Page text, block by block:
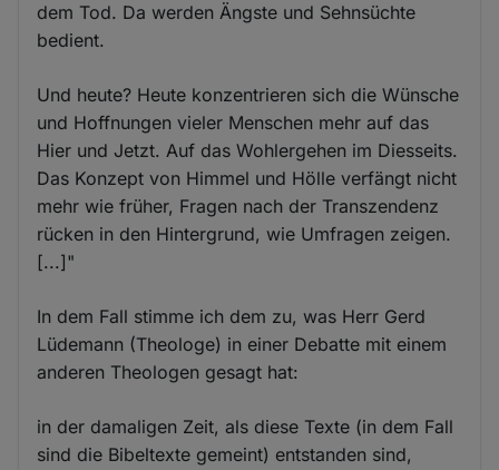
dem Tod. Da werden Ängste und Sehnsüchte
bedient.
Und heute? Heute konzentrieren sich die Wünsche
und Hoffnungen vieler Menschen mehr auf das
Hier und Jetzt. Auf das Wohlergehen im Diesseits.
Das Konzept von Himmel und Hölle verfängt nicht
mehr wie früher, Fragen nach der Transzendenz
rücken in den Hintergrund, wie Umfragen zeigen.
[...]"
In dem Fall stimme ich dem zu, was Herr Gerd
Lüdemann (Theologe) in einer Debatte mit einem
anderen Theologen gesagt hat:
in der damaligen Zeit, als diese Texte (in dem Fall
sind die Bibeltexte gemeint) entstanden sind,